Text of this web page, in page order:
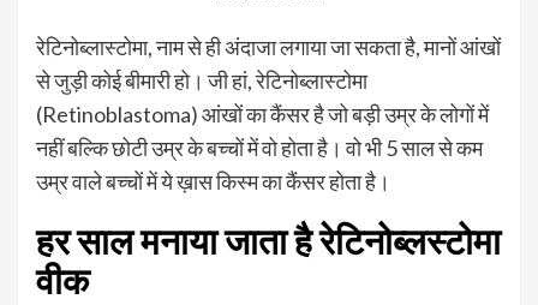
रेटिनोब्लास्टोमा, नाम से ही अंदाजा लगाया जा सकता है, मानों आंखों
से जुड़ी कोई बीमारी हो। जी हां, रेटिनोब्लास्टोमा
(Retinoblastoma) आंखों का कैंसर है जो बड़ी उम्र के लोगों में
नहीं बल्कि छोटी उम्र के बच्चों में वो होता है। वो भी 5 साल से कम
उम्र वाले बच्चों में ये ख़ास किस्म का कैंसर होता है।
हर साल मनाया जाता है रेटिनोब्लस्टोमा
वीक